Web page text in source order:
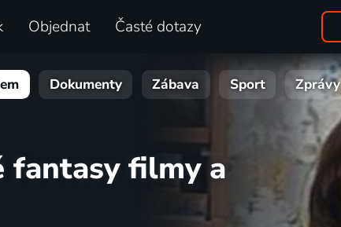
Objednat Časté dotazy
Dokumenty Zábava Sport Zprávy
fantasy filmy a